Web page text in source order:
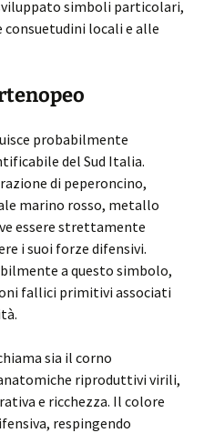
simboli particolari,
locali e alle
probabilmente
del Sud Italia.
di peperoncino,
marino rosso, metallo
essere strettamente
i suoi forze difensivi.
a questo simbolo,
fallici primitivi associati
sia il corno
riproduttivi virili,
e ricchezza. Il colore
respingendo